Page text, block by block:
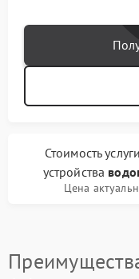
Стоимость
устройства
Цена